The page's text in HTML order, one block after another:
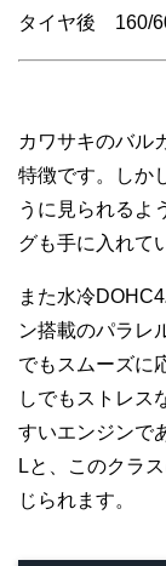
タイヤ後 160/
カワサキのバル
特徴です。しか
うに見られるよ
グも手に入れて
また水冷
ン搭載のパラレ
でもスムーズに
しでもストレス
すいエンジンで
Lと、このクラ
じられます。